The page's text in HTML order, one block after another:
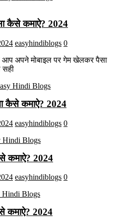
कैसे कमाऐ? 2024
easyhindiblogs 0
आप अपने मोबाइल पर गेम खेलकर पैसा
सही
कैसे कमाऐ? 2024
easyhindiblogs 0
कमाऐ? 2024
easyhindiblogs 0
कमाऐ? 2024